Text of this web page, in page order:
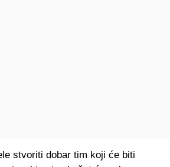
stvoriti dobar tim koji će biti